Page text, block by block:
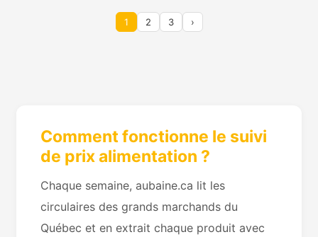
1 2 3 ›
Comment fonctionne le suivi
de prix alimentation ?
Chaque semaine, aubaine.ca lit les
circulaires des grands marchands du
Québec et en extrait chaque produit avec